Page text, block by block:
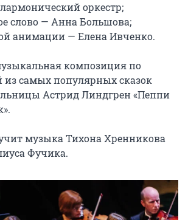
оркестр;
слово — Анна Большова;
анимации — Елена Ивченко.
композиция по
самых популярных сказок
Астрид Линдгрен «Пеппи
музыка Тихона Хренникова
Фучика.